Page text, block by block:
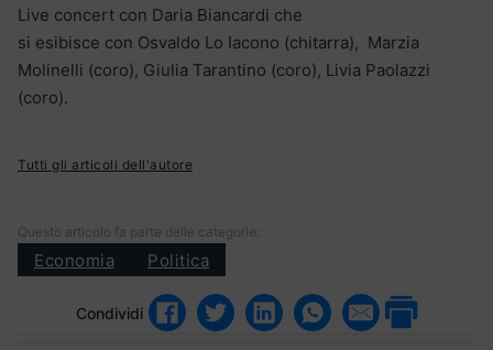
Live concert con Daria Biancardi che
si esibisce con Osvaldo Lo Iacono (chitarra), Marzia
Molinelli (coro), Giulia Tarantino (coro), Livia Paolazzi
(coro).
Tutti gli articoli dell'autore
Questo articolo fa parte delle categorie:
Economia Politica
Condividi